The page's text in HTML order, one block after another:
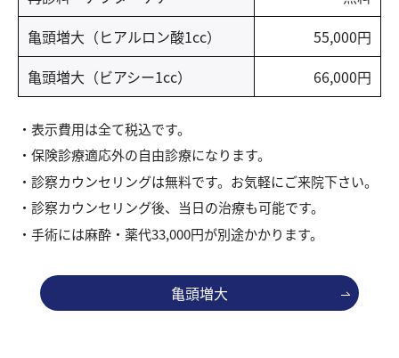
亀頭増大（ヒアルロン酸1cc）
55,000円
亀頭増大（ビアシー1cc）
66,000円
表示費用は全て税込です。
保険診療適応外の自由診療になります。
診察カウンセリングは無料です。お気軽にご来院下さい。
診察カウンセリング後、当日の治療も可能です。
手術には麻酔・薬代33,000円が別途かかります。
亀頭増大